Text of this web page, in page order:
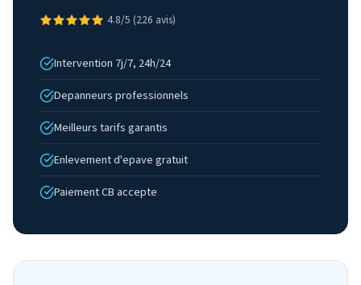
4.8/5 (226 avis)
Intervention 7j/7, 24h/24
Depanneurs professionnels
Meilleurs tarifs garantis
Enlevement d'epave gratuit
Paiement CB accepte